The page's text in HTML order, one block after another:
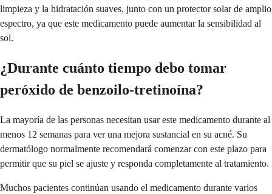
limpieza y la hidratación suaves, junto con un protector solar de amplio
espectro, ya que este medicamento puede aumentar la sensibilidad al
sol.
¿Durante cuánto tiempo debo tomar
peróxido de benzoilo-tretinoína?
La mayoría de las personas necesitan usar este medicamento durante al
menos 12 semanas para ver una mejora sustancial en su acné. Su
dermatólogo normalmente recomendará comenzar con este plazo para
permitir que su piel se ajuste y responda completamente al tratamiento.
Muchos pacientes continúan usando el medicamento durante varios